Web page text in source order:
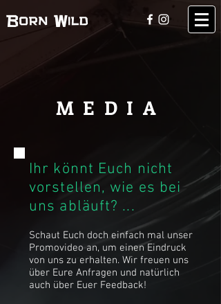
Born Wild
MEDIA
Ihr könnt Euch nicht
vorstellen, wie es bei
uns abläuft? ...
Schaut Euch doch einfach mal unser
Promovideo an, um einen Eindruck
von uns zu erhalten. Wir freuen uns
über Eure Anfragen und natürlich
auch über Euer Feedback!